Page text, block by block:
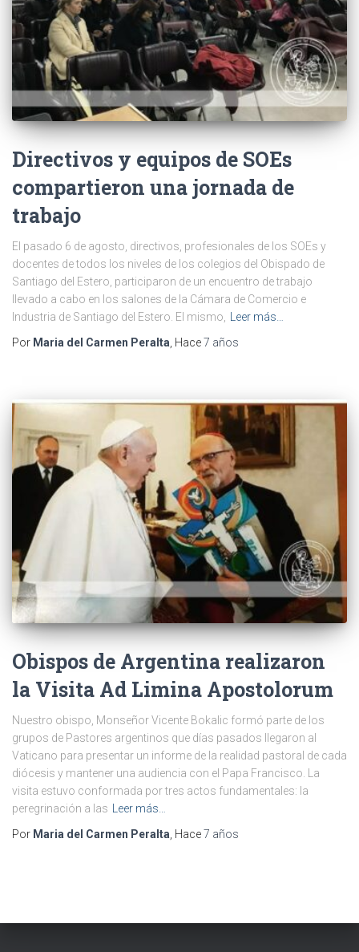
Directivos y equipos de SOEs
compartieron una jornada de
trabajo
El pasado 6 de agosto, directivos, profesionales de los SOEs y
docentes de todos los niveles de los colegios del Obispado de
Santiago del Estero, participaron de un encuentro de trabajo
llevado a cabo en los salones de la Cámara de Comercio e
Industria de Santiago del Estero. El mismo,
Leer más…
Por Maria del Carmen Peralta , Hace7 años
Obispos de Argentina realizaron
la Visita Ad Limina Apostolorum
Nuestro obispo, Monseñor Vicente Bokalic formó parte de los
grupos de Pastores argentinos que días pasados llegaron al
Vaticano para presentar un informe de la realidad pastoral de cada
diócesis y mantener una audiencia con el Papa Francisco. La
visita estuvo conformada por tres actos fundamentales: la
peregrinación a las
Leer más…
Por Maria del Carmen Peralta , Hace7 años